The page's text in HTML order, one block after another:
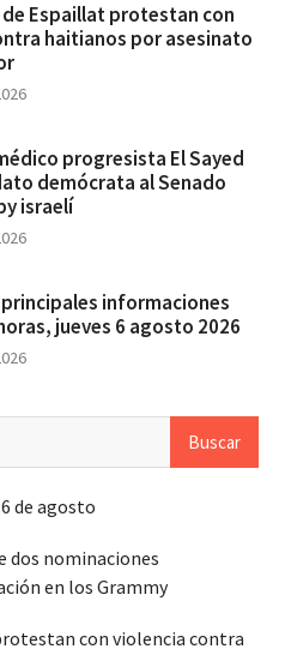
Espaillat protestan con
haitianos por asesinato
progresista El Sayed
demócrata al Senado
israelí
informaciones
jueves 6 agosto 2026
de agosto
dos nominaciones
en los Grammy
con violencia contra